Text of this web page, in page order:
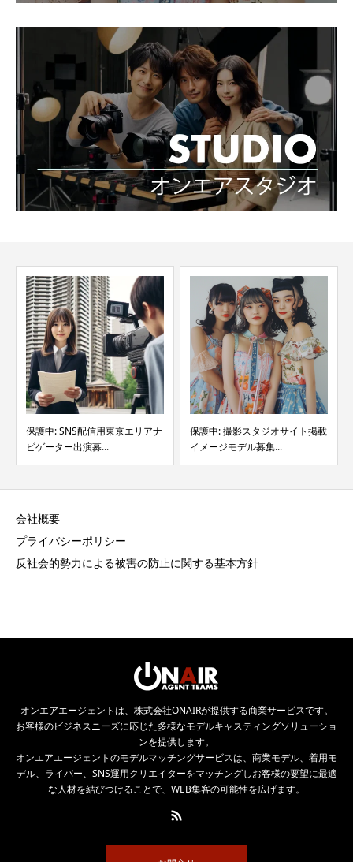
保護中: SNS配信用東京エリアナ
ビゲーター出演募...
保護中: 撮影スタジオサイト掲載
イメージモデル募集...
会社概要
プライバシーポリシー
反社会的勢力による被害の防止に関する基本方針
オンエアエージェントは、株式会社ONAIRが提供する商業サービスです。
お客様のビジネスニーズに応じた多様なモデルキャスティングソリューショ
ンを提供します。
オンエアエージェントのモデルマッチングサービスは、商業モデル、着用モ
デル、ライバー、SNS運用クリエイターをマッチングしお客様の要望に最適
な人材を結びつけることで、WEB集客の可能性を広げます。